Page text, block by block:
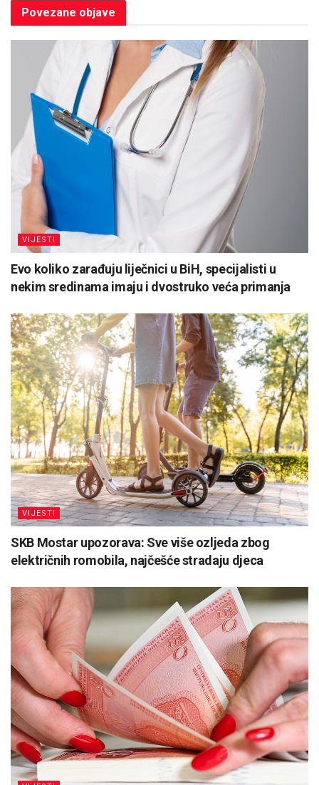
Povezane objave
VIJESTI
Evo koliko zarađuju liječnici u BiH, specijalisti u
nekim sredinama imaju i dvostruko veća primanja
VIJESTI
SKB Mostar upozorava: Sve više ozljeda zbog
električnih romobila, najčešće stradaju djeca